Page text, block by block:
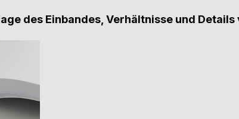
des Einbandes, Verhältnisse und